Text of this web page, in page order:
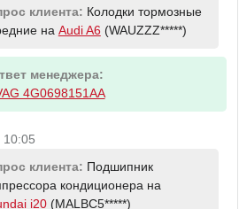
клиента: Колодки тормозные
на Audi A6(WAUZZZ*****)
менеджера:
4G0698151AA
10:05
клиента: Подшипник
кондиционера на
i20(MALBC5*****)